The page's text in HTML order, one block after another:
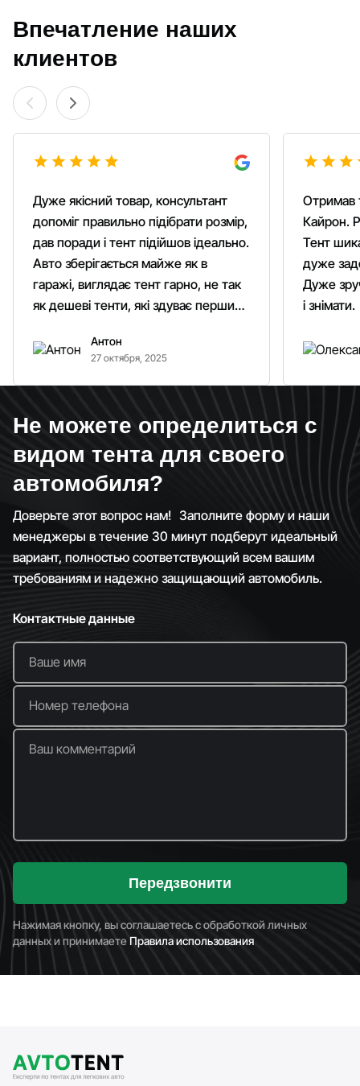
Впечатление наших
клиентов
Дуже якісний товар, консультант
допоміг правильно підібрати розмір,
дав поради і тент підійшов ідеально.
Авто зберігається майже як в
гаражі, виглядає тент гарно, не так
як дешеві тенти, які здуває першим
Рекомендую однозначно!
Антон
27 октября, 2025
Отримав
Кайрон.
Тент
дуже
Дуже
і знімати.
Не можете определиться с
видом тента для своего
автомобиля?
Доверьте этот вопрос нам! Заполните форму и наши
менеджеры в течение 30 минут подберут идеальный
вариант, полностью соответствующий всем вашим
требованиям и надежно защищающий автомобиль.
Контактные данные
Ваше имя
Номер телефона
Ваш комментарий
Передзвонити
Нажимая кнопку, вы соглашаетесь с обработкой личных
данных и принимаетеПравила использования